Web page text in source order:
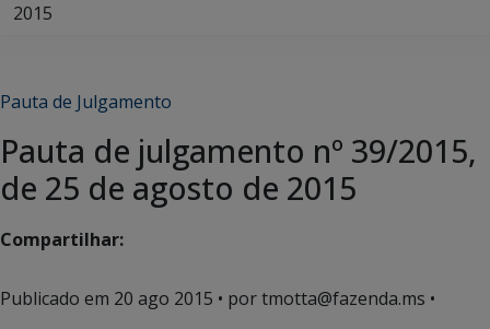
2015
Pauta de Julgamento
Pauta de julgamento nº 39/2015,
de 25 de agosto de 2015
Compartilhar:
Publicado em 20 ago 2015 • por tmotta@fazenda.ms •